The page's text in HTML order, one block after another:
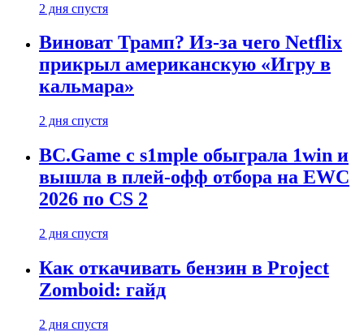
2 дня спустя
Виноват Трамп? Из-за чего Netflix
прикрыл американскую «Игру в
кальмара»
2 дня спустя
BC.Game с s1mple обыграла 1win и
вышла в плей-офф отбора на EWC
2026 по CS 2
2 дня спустя
Как откачивать бензин в Project
Zomboid: гайд
2 дня спустя